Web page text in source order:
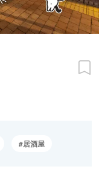
居酒屋